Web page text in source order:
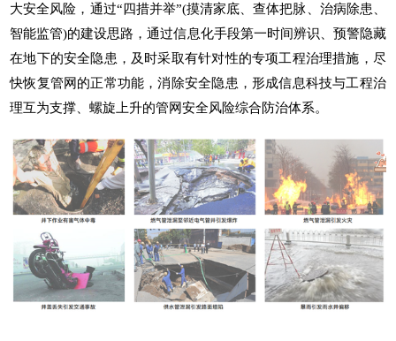
大安全风险，通过“四措并举”(摸清家底、查体把脉、治病除患、
智能监管)的建设思路，通过信息化手段第一时间辨识、预警隐藏
在地下的安全隐患，及时采取有针对性的专项工程治理措施，尽
快恢复管网的正常功能，消除安全隐患，形成信息科技与工程治
理互为支撑、螺旋上升的管网安全风险综合防治体系。